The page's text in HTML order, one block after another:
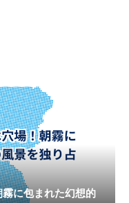
に包まれた幻想的